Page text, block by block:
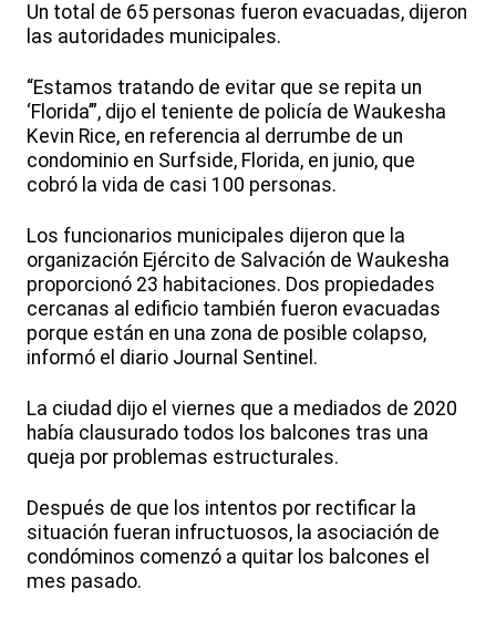
Un total de 65 personas fueron evacuadas, dijeron
las autoridades municipales.
“Estamos tratando de evitar que se repita un
‘Florida’”, dijo el teniente de policía de Waukesha
Kevin Rice, en referencia al derrumbe de un
condominio en Surfside, Florida, en junio, que
cobró la vida de casi 100 personas.
Los funcionarios municipales dijeron que la
organización Ejército de Salvación de Waukesha
proporcionó 23 habitaciones. Dos propiedades
cercanas al edificio también fueron evacuadas
porque están en una zona de posible colapso,
informó el diario Journal Sentinel.
La ciudad dijo el viernes que a mediados de 2020
había clausurado todos los balcones tras una
queja por problemas estructurales.
Después de que los intentos por rectificar la
situación fueran infructuosos, la asociación de
condóminos comenzó a quitar los balcones el
mes pasado.